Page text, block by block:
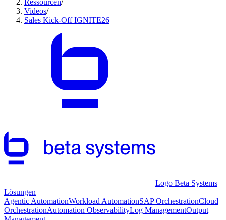
Ressourcen/
Videos/
Sales Kick-Off IGNITE26
Logo Beta Systems
Lösungen
Agentic AutomationWorkload AutomationSAP OrchestrationCloud
OrchestrationAutomation ObservabilityLog ManagementOutput